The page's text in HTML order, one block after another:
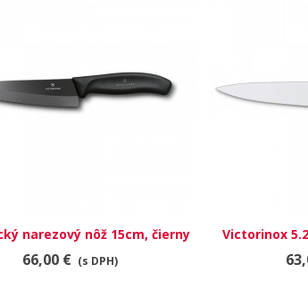
RÝCHLY NÁHĽAD
narezový nôž 15cm, čierny
66,00 € (s DPH)
Victorinox